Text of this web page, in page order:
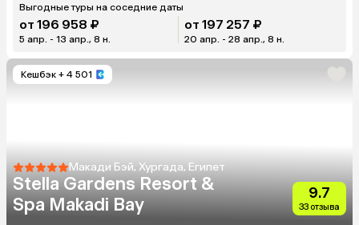
Выгодные туры на соседние даты
от 196 958 ₽
5 апр. - 13 апр., 8 н.
от 197 257 ₽
20 апр. - 28 апр., 8 н.
Кешбэк + 4 501
Макади Бэй, Хургада, Египет
Stella Gardens Resort &
Spa Makadi Bay
9.7
33 отзыва